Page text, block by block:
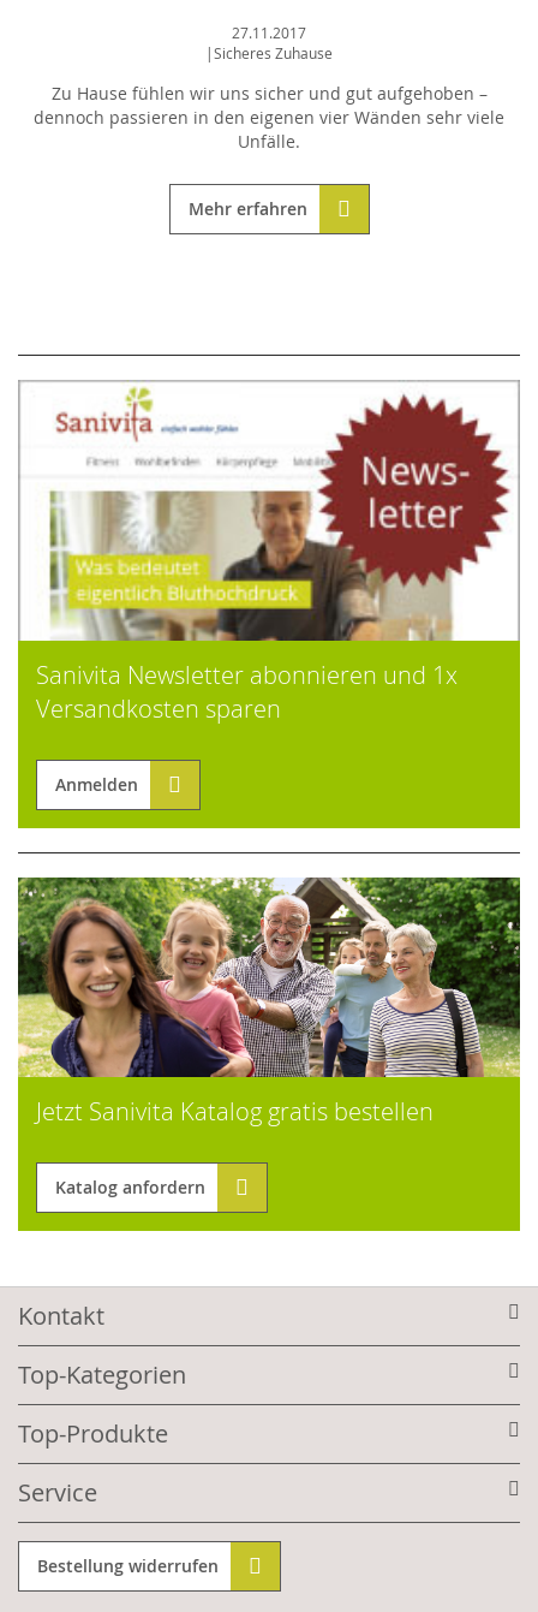
27.11.2017
|Sicheres Zuhause
Zu Hause fühlen wir uns sicher und gut aufgehoben –
dennoch passieren in den eigenen vier Wänden sehr viele
Unfälle.
Mehr erfahren
Sanivita Newsletter abonnieren und 1x
Versandkosten sparen
Anmelden
Jetzt Sanivita Katalog gratis bestellen
Katalog anfordern
Kontakt
Top-Kategorien
Top-Produkte
Service
Bestellung widerrufen